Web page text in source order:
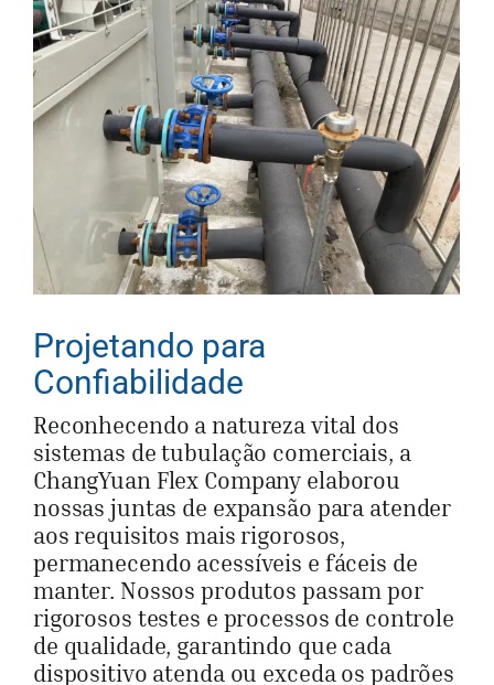
Projetando para
Confiabilidade
Reconhecendo a natureza vital dos
sistemas de tubulação comerciais, a
ChangYuan Flex Company elaborou
nossas juntas de expansão para atender
aos requisitos mais rigorosos,
permanecendo acessíveis e fáceis de
manter. Nossos produtos passam por
rigorosos testes e processos de controle
de qualidade, garantindo que cada
dispositivo atenda ou exceda os padrões